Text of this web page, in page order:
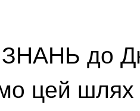
ЗНАНЬ до
цей